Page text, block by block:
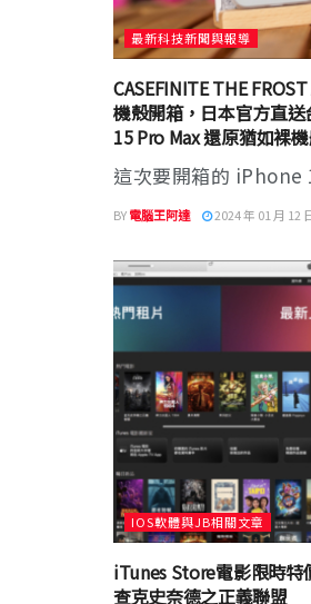
最新科技新聞與報導
CASEFINITE THE
機殼開箱，日本官方直
15 Pro Max 還原猶如裸
這次要開箱的 iPhone
BY電腦王阿達 2024 年 01 月 12
IOS軟體與JB相關文章
iTunes Store電影限時特
查克史奈德之正義聯盟